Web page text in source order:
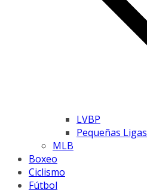
LVBP
Pequeñas Ligas
MLB
Boxeo
Ciclismo
Fútbol